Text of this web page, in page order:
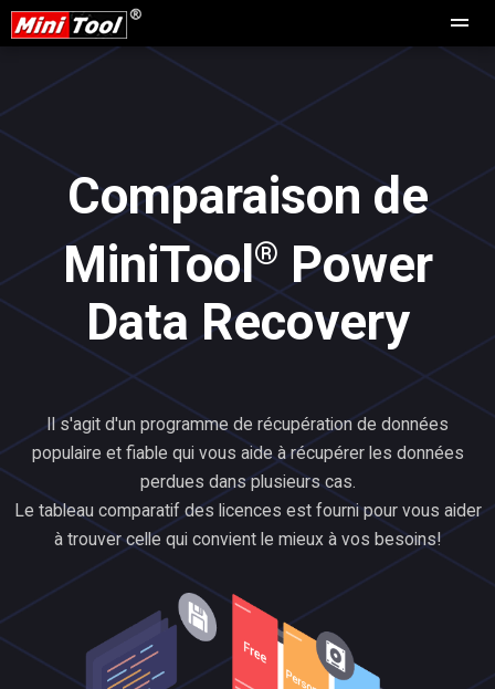
Comparaison de
MiniTool® Power
Data Recovery
Il s'agit d'un programme de récupération de données
populaire et fiable qui vous aide à récupérer les données
perdues dans plusieurs cas.
Le tableau comparatif des licences est fourni pour vous aider
à trouver celle qui convient le mieux à vos besoins!